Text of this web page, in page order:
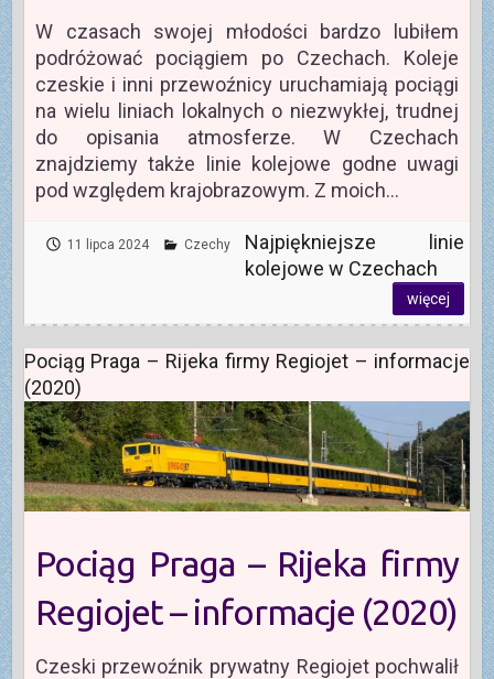
W czasach swojej młodości bardzo lubiłem
podróżować pociągiem po Czechach. Koleje
czeskie i inni przewoźnicy uruchamiają pociągi
na wielu liniach lokalnych o niezwykłej, trudnej
do opisania atmosferze. W Czechach
znajdziemy także linie kolejowe godne uwagi
pod względem krajobrazowym. Z moich…
11 lipca 2024 Czechy
Najpiękniejsze linie
kolejowe w Czechach
więcej
Pociąg Praga – Rijeka firmy Regiojet – informacje
(2020)
Pociąg Praga – Rijeka firmy
Regiojet – informacje (2020)
Czeski przewoźnik prywatny Regiojet pochwalił